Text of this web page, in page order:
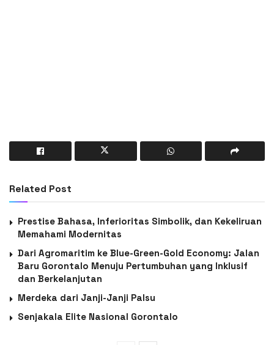
Related Post
Prestise Bahasa, Inferioritas Simbolik, dan Kekeliruan
Memahami Modernitas
Dari Agromaritim ke Blue-Green-Gold Economy: Jalan
Baru Gorontalo Menuju Pertumbuhan yang Inklusif
dan Berkelanjutan
Merdeka dari Janji-Janji Palsu
Senjakala Elite Nasional Gorontalo